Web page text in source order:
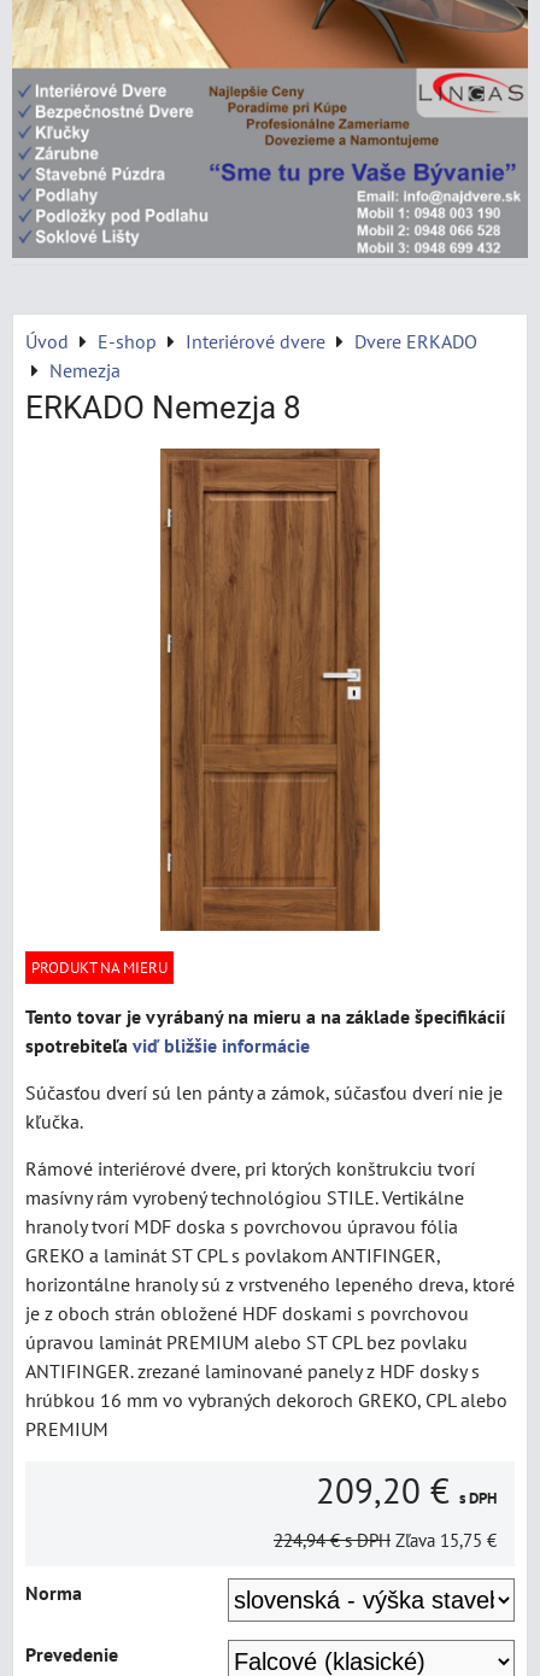
Úvod E-shop Interiérové dvere
Dvere ERKADO
Nemezja
ERKADO Nemezja 8
PRODUKT NA MIERU
Tento tovar je vyrábaný na mieru a na základe špecifikácií
spotrebiteľa viď bližšie informácie
Súčasťou dverí sú len pánty a zámok, súčasťou dverí nie je
kľučka.
Rámové interiérové dvere, pri ktorých konštrukciu tvorí
masívny rám vyrobený technológiou STILE. Vertikálne
hranoly tvorí MDF doska s povrchovou úpravou fólia
GREKO a laminát ST CPL s povlakom ANTIFINGER,
horizontálne hranoly sú z vrstveného lepeného dreva, ktoré
je z oboch strán obložené HDF doskami s povrchovou
úpravou laminát PREMIUM alebo ST CPL bez povlaku
ANTIFINGER. zrezané laminované panely z HDF dosky s
hrúbkou 16 mm vo vybraných dekoroch GREKO, CPL alebo
PREMIUM
209,20 € s DPH
224,94 € s DPH Zľava 15,75 €
Norma
Prevedenie